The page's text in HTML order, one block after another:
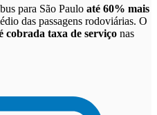
para São Paulo até 60% mais
das passagens rodoviárias. O
cobrada taxa de serviço nas